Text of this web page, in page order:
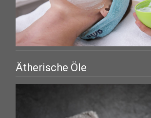
Ätherische Öle